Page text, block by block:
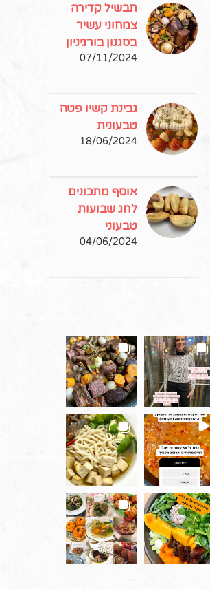
תבשיל קדירה
צמחוני עשיר
בסגנון בורגיניון
07/11/2024
גבינת קשיו פטה
טבעונית
18/06/2024
אוסף מתכונים
לחג שבועות
טבעוני
04/06/2024